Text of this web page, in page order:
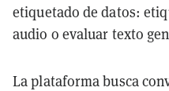
etiquetado de datos:
audio o evaluar texto
La plataforma busca